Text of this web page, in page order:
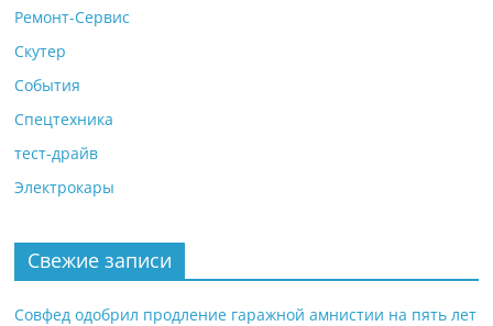
Ремонт-Сервис
Скутер
События
Спецтехника
тест-драйв
Электрокары
Свежие записи
Совфед одобрил продление гаражной амнистии на пять лет